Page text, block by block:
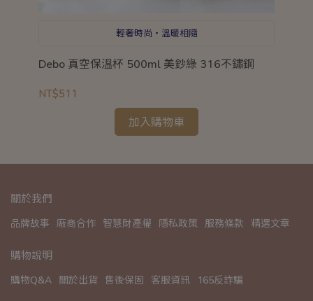
輕奢時尚‧溫暖相隨
Debo 真空保溫杯 500ml 美鈔綠 316不鏽鋼
NT$511
加入購物車
關於我們
品牌故事 廠商合作 智慧財產權 隱私政策 服務條款 精選文章
購物說明
購物Q&A 關於出貨 售後保固 客服資訊 165反詐騙